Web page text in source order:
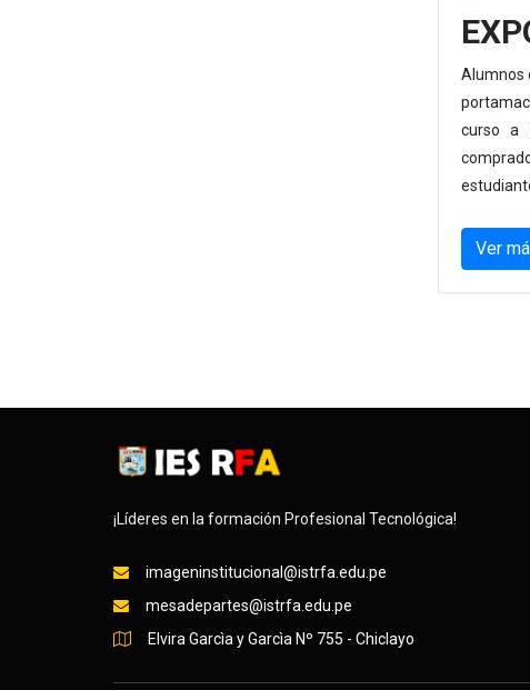
Alumnos
curso a
Ver
¡Líderes en la formación Profesional Tecnológica!
imageninstitucional@istrfa.edu.pe
mesadepartes@istrfa.edu.pe
Elvira Garcìa y Garcìa Nº 755 - Chiclayo